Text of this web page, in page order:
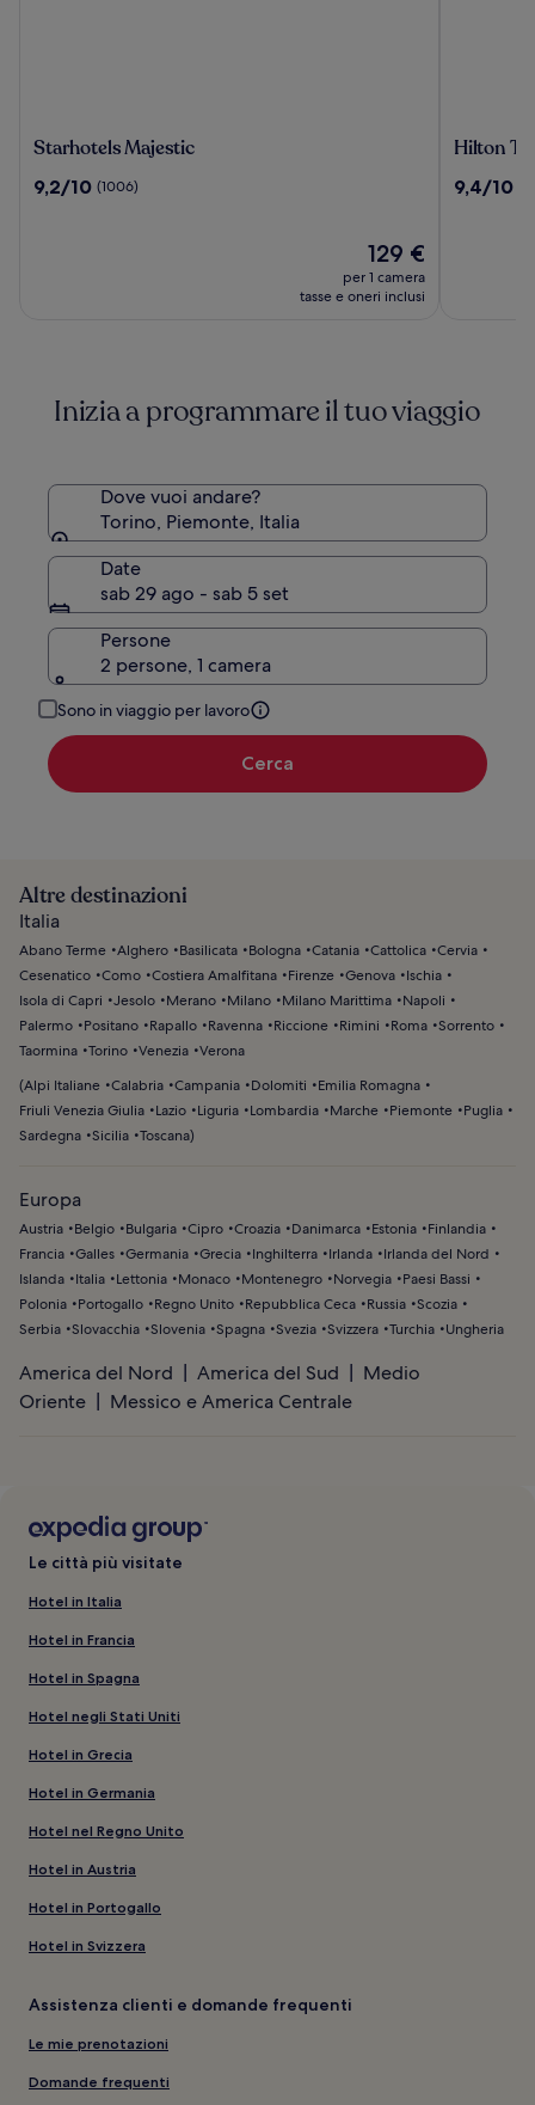
Starhotels
Starhotels Majestic
9.2
9,2/10 (1006)
Il
prezzo
attuale
129 €
per 1 camera
tasse e oneri inclusi
Hilton
Centre
Hilton
9.4
9,4/10
Inizia a programmare il tuo viaggio
Dove vuoi andare?
Torino, Piemonte, Italia
Date
sab 29 ago - sab 5 set
Persone
2 persone, 1 camera
Sono in viaggio per lavoro
Cerca
Altre destinazioni
Italia
Abano Terme Alghero Basilicata Bologna Catania Cattolica Cervia
Cesenatico Como Costiera Amalfitana Firenze Genova
Ischia
Isola di Capri
Jesolo Merano Milano Milano Marittima
Napoli
Palermo
Positano Rapallo Ravenna Riccione Rimini Roma Sorrento
Taormina Torino Venezia Verona
(Alpi Italiane Calabria Campania Dolomiti
Emilia Romagna
Friuli Venezia Giulia
Lazio Liguria Lombardia Marche Piemonte
Puglia
Sardegna Sicilia Toscana)
Europa
Austria Belgio Bulgaria Cipro Croazia Danimarca Estonia
Finlandia
Francia Galles Germania Grecia Inghilterra Irlanda
Irlanda del Nord
Islanda
Italia Lettonia Monaco Montenegro Norvegia
Paesi Bassi
Polonia
Portogallo Regno Unito Repubblica Ceca Russia Scozia
Serbia Slovacchia Slovenia Spagna Svezia Svizzera Turchia Ungheria
America del Nord America del Sud
Medio
Oriente
Messico e America Centrale
Le città più visitate
Hotel in Italia
Hotel in Francia
Hotel in Spagna
Hotel negli Stati Uniti
Hotel in Grecia
Hotel in Germania
Hotel nel Regno Unito
Hotel in Austria
Hotel in Portogallo
Hotel in Svizzera
Assistenza clienti e domande frequenti
Le mie prenotazioni
Domande frequenti